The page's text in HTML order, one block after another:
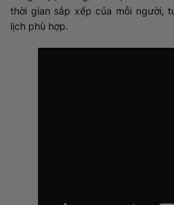
thời gian sắp xếp của mỗi người,
lịch phù hợp.